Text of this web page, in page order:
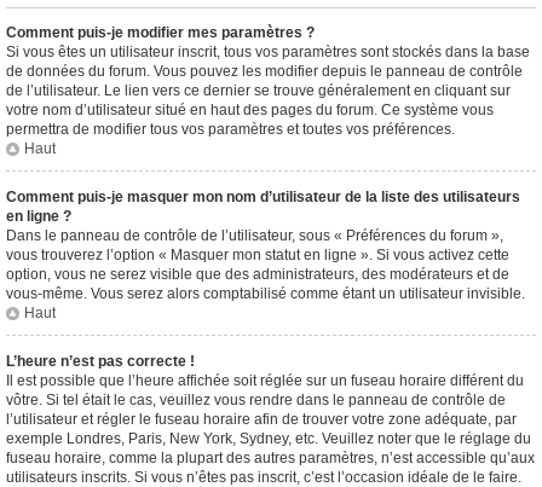
Comment puis-je modifier mes paramètres ?
Si vous êtes un utilisateur inscrit, tous vos paramètres sont stockés dans la base
de données du forum. Vous pouvez les modifier depuis le panneau de contrôle
de l’utilisateur. Le lien vers ce dernier se trouve généralement en cliquant sur
votre nom d’utilisateur situé en haut des pages du forum. Ce système vous
permettra de modifier tous vos paramètres et toutes vos préférences.
Haut
Comment puis-je masquer mon nom d’utilisateur de la liste des utilisateurs
en ligne ?
Dans le panneau de contrôle de l’utilisateur, sous « Préférences du forum »,
vous trouverez l’option « Masquer mon statut en ligne ». Si vous activez cette
option, vous ne serez visible que des administrateurs, des modérateurs et de
vous-même. Vous serez alors comptabilisé comme étant un utilisateur invisible.
Haut
L’heure n’est pas correcte !
Il est possible que l’heure affichée soit réglée sur un fuseau horaire différent du
vôtre. Si tel était le cas, veuillez vous rendre dans le panneau de contrôle de
l’utilisateur et régler le fuseau horaire afin de trouver votre zone adéquate, par
exemple Londres, Paris, New York, Sydney, etc. Veuillez noter que le réglage du
fuseau horaire, comme la plupart des autres paramètres, n’est accessible qu’aux
utilisateurs inscrits. Si vous n’êtes pas inscrit, c’est l’occasion idéale de le faire.